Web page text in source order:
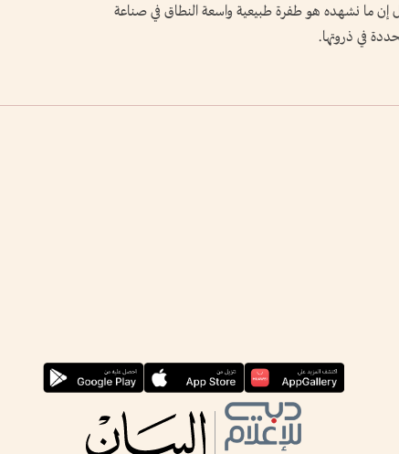
إن ما نشهده هو طفرة طبيعية واسعة النطاق في صناعة
في ذروتها.